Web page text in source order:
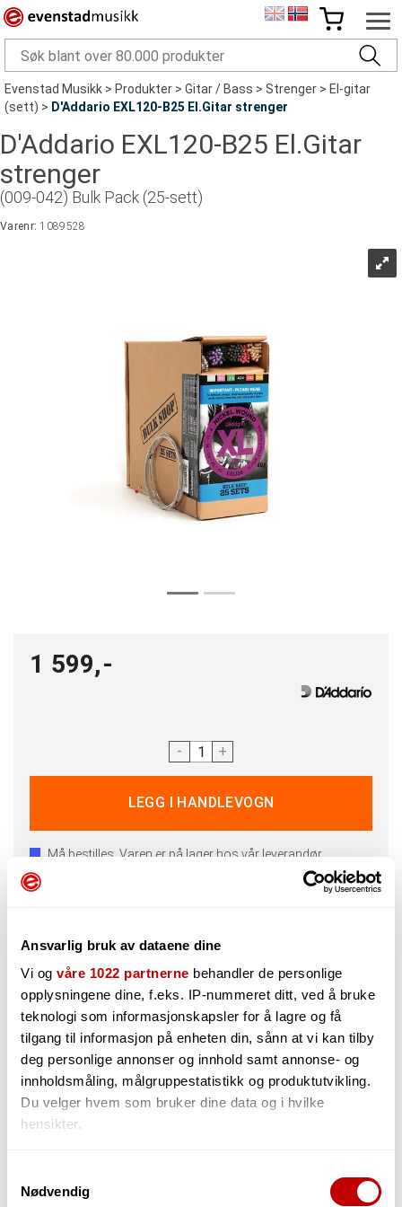
Ansvarlig bruk av dataene dine
Vi og våre 1022 partnerne behandler de personlige
opplysningene dine, f.eks. IP-nummeret ditt, ved å bruke
teknologi som informasjonskapsler for å lagre og få
tilgang til informasjon på enheten din, sånn at vi kan tilby
deg personlige annonser og innhold samt annonse- og
innholdsmåling, målgruppestatistikk og produktutvikling.
Du velger hvem som bruker dine data og i hvilke
hensikter.
Innhente informasjon om den geografiske
Nødvendig
Evenstad Musikk>Produkter>Gitar / Bass>Strenger>El-gitar
(sett)> D'Addario EXL120-B25 El.Gitar strenger
D'Addario EXL120-B25 El.Gitar
strenger
(009-042) Bulk Pack (25-sett)
Varenr:1089528
1 599,-
- +
Må bestilles. Varen er på lager hos vår leverandør
Kan sendes fra vårt lager
Beskrivelse Teknisk info Spørsmål og Svar
For deg som bytter strenger ofte!
D'Addario tilbyr deg som ofte bytter strenger, enten som
musiker
i bulk. Sammenlignet med standard sett, er disse 25%
billigere!